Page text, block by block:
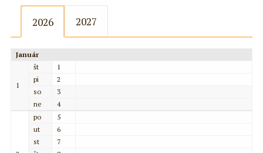
2026 2027
Január
1
št
1
pi
2
so
3
ne
4
po
5
ut
6
st
7